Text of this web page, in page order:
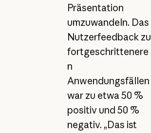
Präsentation
umzuwandeln. Das
Nutzerfeedback zu
fortgeschrittenere
n
Anwendungsfällen
war zu etwa 50 %
positiv und 50 %
negativ. „Das ist